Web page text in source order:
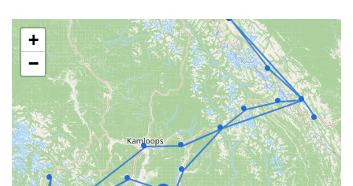
+
−